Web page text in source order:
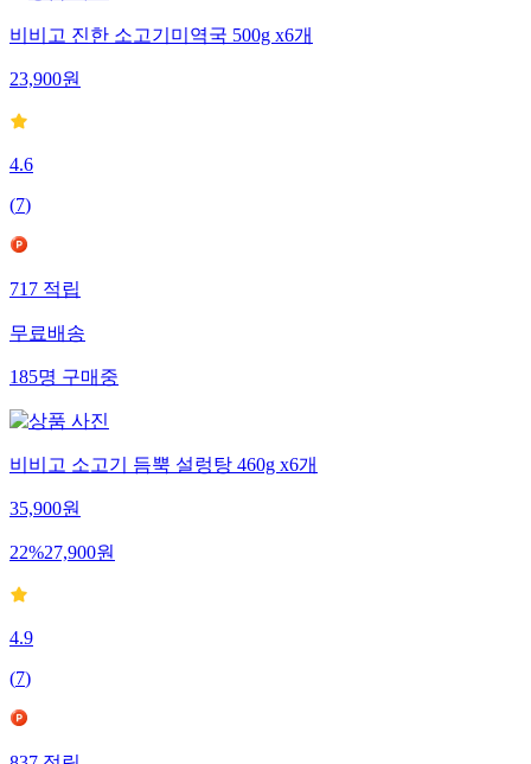
비비고 진한 소고기미역국 500g x6개
23,900원
4.6
(7)
717적립
무료배송
185명구매중
비비고 소고기 듬뿍 설렁탕 460g x6개
35,900원
22%27,900원
4.9
(7)